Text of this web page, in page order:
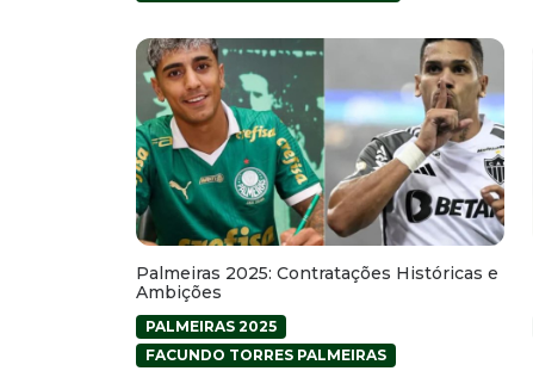
Palmeiras 2025: Contratações Históricas e
Ambições
PALMEIRAS 2025
FACUNDO TORRES PALMEIRAS